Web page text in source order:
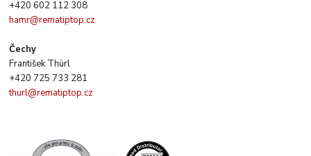
+420 602 112 308
hamr@rematiptop.cz
Čechy
František Thürl
+420 725 733 281
thurl@rematiptop.cz